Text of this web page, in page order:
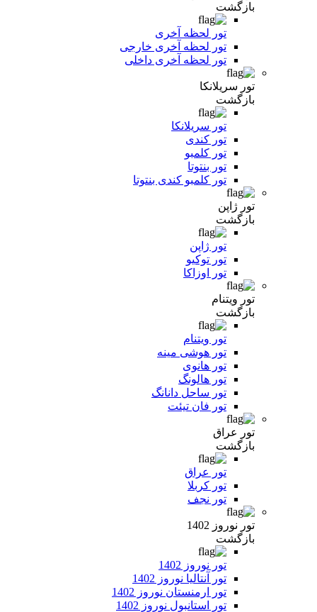
بازگشت
تور لحظه آخری
تور لحظه آخری خارجی
تور لحظه آخری داخلی
تور سریلانکا
بازگشت
تور سریلانکا
تور کندی
تور کلمبو
تور بنتوتا
تور کلمبو کندی بنتوتا
تور ژاپن
بازگشت
تور ژاپن
تور توکیو
تور اوزاکا
تور ویتنام
بازگشت
تور ویتنام
تور هوشی مینه
تور هانوی
تور هالونگ
تور ساحل دانانگ
تور فان تیئت
تور عراق
بازگشت
تور عراق
تور کربلا
تور نجف
تور نوروز 1402
بازگشت
تور نوروز 1402
تور آنتالیا نوروز 1402
تور ارمنستان نوروز 1402
تور استانبول نوروز 1402